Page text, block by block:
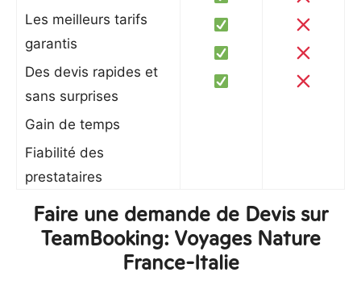
Les meilleurs tarifs
garantis
Des devis rapides et
sans surprises
Gain de temps
Fiabilité des
prestataires
Faire une demande de Devis sur
TeamBooking: Voyages Nature
France-Italie